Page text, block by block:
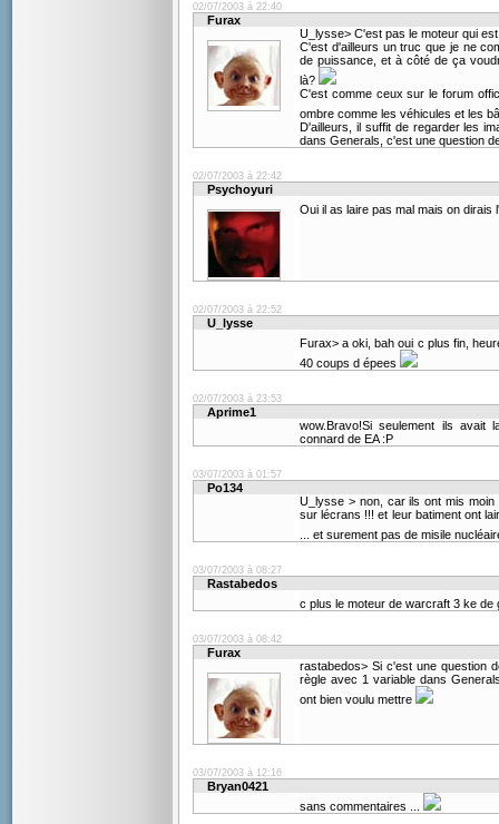
02/07/2003 à 22:40
Furax
U_lysse> C'est pas le moteur qui
C'est d'ailleurs un truc que je ne
de puissance, et à côté de ça
là?
C'est comme ceux sur le forum
ombre comme les véhicules et les
D'ailleurs, il suffit de regarder les
dans Generals, c'est une question
02/07/2003 à 22:42
Psychoyuri
Oui il as laire pas mal mais on
02/07/2003 à 22:52
U_lysse
Furax> a oki, bah oui c plus fin,
40 coups d épees
02/07/2003 à 23:53
Aprime1
wow.Bravo!Si seulement ils avait
connard de EA :P
03/07/2003 à 01:57
Po134
U_lysse > non, car ils ont mis
sur lécrans !!! et leur batiment ont
... et surement pas de misile
03/07/2003 à 08:27
Rastabedos
c plus le moteur de warcraft 3 ke de
03/07/2003 à 08:42
Furax
rastabedos> Si c'est une question
règle avec 1 variable dans
ont bien voulu mettre
03/07/2003 à 12:16
Bryan0421
sans commentaires ...